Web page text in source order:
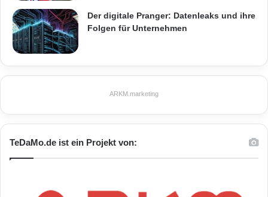
Der digitale Pranger: Datenleaks und ihre
Folgen für Unternehmen
ARKM.marketing
TeDaMo.de ist ein Projekt von: